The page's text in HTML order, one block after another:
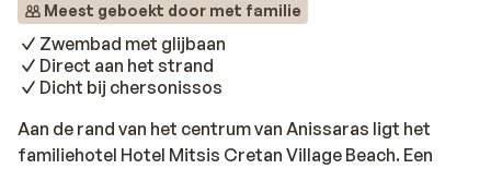
Meest geboekt door met familie
Zwembad met glijbaan
Direct aan het strand
Dicht bij chersonissos
Aan de rand van het centrum van Anissaras ligt het
familiehotel Hotel Mitsis Cretan Village Beach. Een